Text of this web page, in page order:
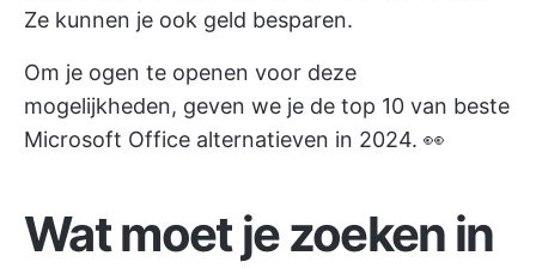
Ze kunnen je ook geld besparen.
Om je ogen te openen voor deze
mogelijkheden, geven we je de top 10 van beste
Microsoft Office alternatieven in 2024. 👀
Wat moet je zoeken in